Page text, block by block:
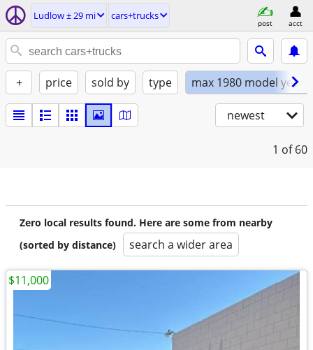
Ludlow ± 29 mi cars+trucks
post acct
+ price sold by type max 1980 model year
newest
1 of 60
Zero local results found. Here are some from nearby
(sorted by distance)
search a wider area
$11,000